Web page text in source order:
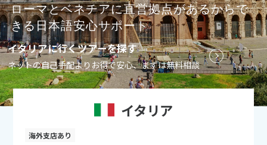
ローマとベネチアに直営拠点があるからで
きる日本語安心サポート
イタリアに行くツアーを探す
ネットの自己手配よりお得で安心、まずは無料相談
イタリア
海外支店あり
2026年9月 9月未定
1 2 3 4
5
6
7 8 9 10 11
12
22 23 24
27
28
す。旅程を組んだ担当者には大変満足しています。
投稿日：2026-07-25 06:02:48.043